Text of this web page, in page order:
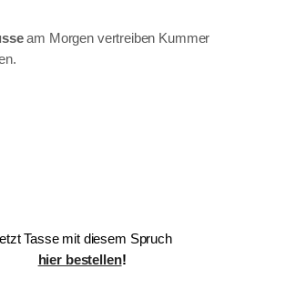
am Morgen vertreiben Kummer
Tasse mit diesem Spruch
hier bestellen!